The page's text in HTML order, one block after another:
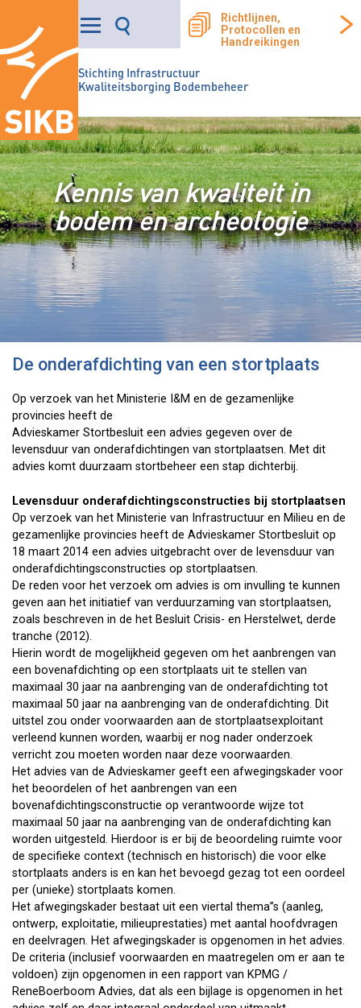
Stichting Infrastructuur
Kwaliteitsborging Bodembeheer
Richtlijnen,
Protocollen en
Handreikingen
Kennis van kwaliteit in
bodem en archeologie
De onderafdichting van een stortplaats
Op verzoek van het Ministerie I&M en de gezamenlijke
provincies heeft de
Advieskamer Stortbesluit een advies gegeven over de
levensduur van onderafdichtingen van stortplaatsen. Met dit
advies komt duurzaam stortbeheer een stap dichterbij.
Levensduur onderafdichtingsconstructies bij stortplaatsen
Op verzoek van het Ministerie van Infrastructuur en Milieu en de
gezamenlijke provincies heeft de Advieskamer Stortbesluit op
18 maart 2014 een advies uitgebracht over de levensduur van
onderafdichtingsconstructies op stortplaatsen.
De reden voor het verzoek om advies is om invulling te kunnen
geven aan het initiatief van verduurzaming van stortplaatsen,
zoals beschreven in de het Besluit Crisis- en Herstelwet, derde
tranche (2012).
Hierin wordt de mogelijkheid gegeven om het aanbrengen van
een bovenafdichting op een stortplaats uit te stellen van
maximaal 30 jaar na aanbrenging van de onderafdichting tot
maximaal 50 jaar na aanbrenging van de onderafdichting. Dit
uitstel zou onder voorwaarden aan de stortplaatsexploitant
verleend kunnen worden, waarbij er nog nader onderzoek
verricht zou moeten worden naar deze voorwaarden.
Het advies van de Advieskamer geeft een afwegingskader voor
het beoordelen of het aanbrengen van een
bovenafdichtingsconstructie op verantwoorde wijze tot
maximaal 50 jaar na aanbrenging van de onderafdichting kan
worden uitgesteld. Hierdoor is er bij de beoordeling ruimte voor
de specifieke context (technisch en historisch) die voor elke
stortplaats anders is en kan het bevoegd gezag tot een oordeel
per (unieke) stortplaats komen.
Het afwegingskader bestaat uit een viertal thema”s (aanleg,
ontwerp, exploitatie, milieuprestaties) met aantal hoofdvragen
en deelvragen. Het afwegingskader is opgenomen in het advies.
De criteria (inclusief voorwaarden en maatregelen om er aan te
voldoen) zijn opgenomen in een rapport van KPMG /
ReneBoerboom Advies, dat als een bijlage is opgenomen in het